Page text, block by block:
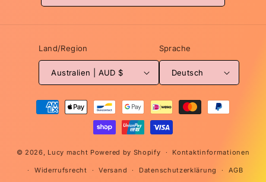
Land/Region
Australien | AUD $
Sprache
Deutsch
Zahlungsmethoden
© 2026, Lucy macht Powered by Shopify Kontaktinformationen
Widerrufsrecht Versand Datenschutzerklärung AGB